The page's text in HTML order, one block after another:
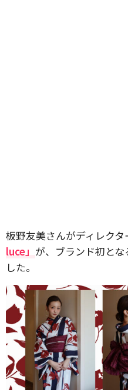
板野友美さんがディレク
luce」 が、ブランド初と
した。